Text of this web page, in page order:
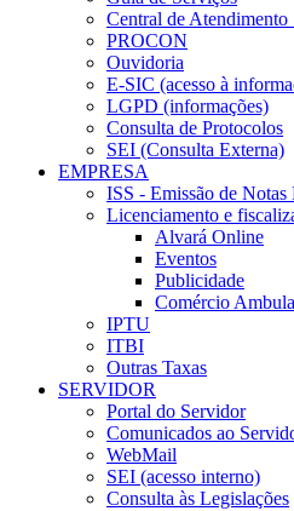
Central de Atendimento
PROCON
Ouvidoria
E-SIC (acesso à
LGPD (informações)
Consulta de Protocolos
SEI (Consulta Externa)
EMPRESA
ISS - Emissão de Notas
Licenciamento e
Alvará Online
Eventos
Publicidade
Comércio
IPTU
ITBI
Outras Taxas
SERVIDOR
Portal do Servidor
Comunicados ao
WebMail
SEI (acesso interno)
Consulta às Legislações